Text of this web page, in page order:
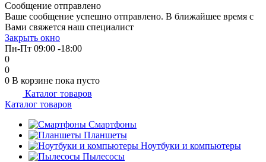
Сообщение отправлено
Ваше сообщение успешно отправлено. В ближайшее время с
Вами свяжется наш специалист
Закрыть окно
Пн-Пт 09:00 -18:00
0
0
0 В корзине пока пусто
Каталог товаров
Каталог товаров
Смартфоны
Планшеты
Ноутбуки и компьютеры
Пылесосы
Подробнее
об оплате Плайтом
недели
plait.ru